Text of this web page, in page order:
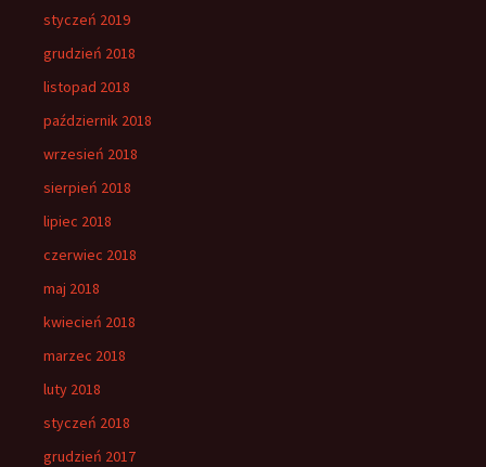
styczeń 2019
grudzień 2018
listopad 2018
październik 2018
wrzesień 2018
sierpień 2018
lipiec 2018
czerwiec 2018
maj 2018
kwiecień 2018
marzec 2018
luty 2018
styczeń 2018
grudzień 2017